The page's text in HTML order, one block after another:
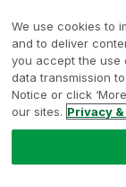
法的規約 /
Trust / 利
© 1993-2026
AB, All Rights
We use cookies to
and to deliver
you accept the use
data transmission
Notice or click
our sites. Privacy